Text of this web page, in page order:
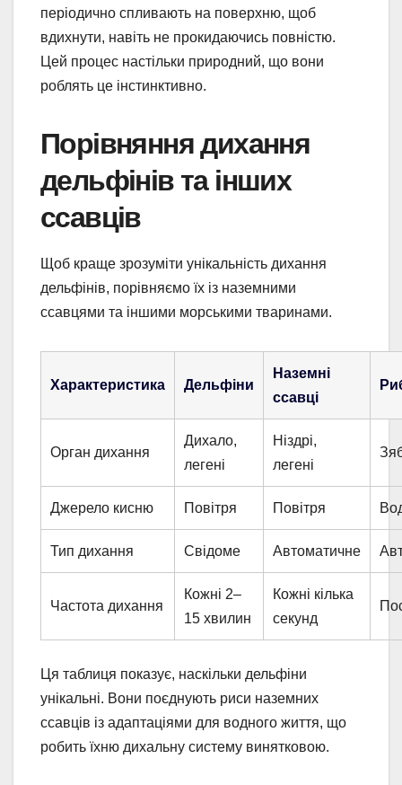
періодично спливають на поверхню, щоб
вдихнути, навіть не прокидаючись повністю.
Цей процес настільки природний, що вони
роблять це інстинктивно.
Порівняння дихання
дельфінів та інших
ссавців
Щоб краще зрозуміти унікальність дихання
дельфінів, порівняємо їх із наземними
ссавцями та іншими морськими тваринами.
Характеристика Дельфіни
Наземні
ссавці
Орган дихання
Дихало,
легені
Ніздрі,
легені
Джерело кисню Повітря Повітря
Тип дихання Свідоме Автоматичне
Частота дихання
Кожні 2–
15 хвилин
Кожні кілька
секунд
Ця таблиця показує, наскільки дельфіни
унікальні. Вони поєднують риси наземних
ссавців із адаптаціями для водного життя, що
робить їхню дихальну систему винятковою.